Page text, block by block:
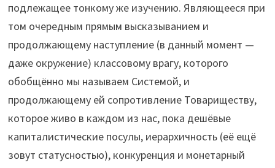
подлежащее тонкому же изучению. Являющееся при
том очередным прямым высказыванием и
продолжающему наступление (в данный момент —
даже окружение) классовому врагу, которого
обобщённо мы называем Системой, и
продолжающему ей сопротивление Товариществу,
которое живо в каждом из нас, пока дешёвые
капиталистические посулы, иерархичность (её ещё
зовут статусностью), конкуренция и монетарный